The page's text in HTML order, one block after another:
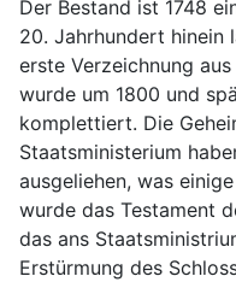
Der Bestand ist 1748
20. Jahrhundert hinein
erste Verzeichnung
wurde um 1800 und
komplettiert. Die
Staatsministerium
ausgeliehen, was
wurde das Testament
das ans
Erstürmung des